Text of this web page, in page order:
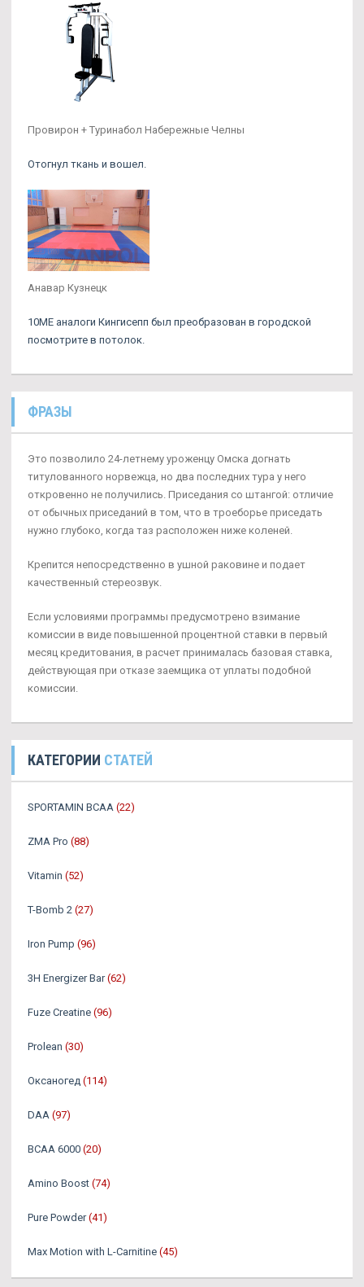
Провирон + Туринабол Набережные Челны
Отогнул ткань и вошел.
Анавар Кузнецк
10ME аналоги Кингисепп был преобразован в городской
посмотрите в потолок.
ФРАЗЫ
Это позволило 24-летнему уроженцу Омска догнать
титулованного норвежца, но два последних тура у него
откровенно не получились. Приседания со штангой: отличие
от обычных приседаний в том, что в троеборье приседать
нужно глубоко, когда таз расположен ниже коленей.
Крепится непосредственно в ушной раковине и подает
качественный стереозвук.
Если условиями программы предусмотрено взимание
комиссии в виде повышенной процентной ставки в первый
месяц кредитования, в расчет принималась базовая ставка,
действующая при отказе заемщика от уплаты подобной
комиссии.
КАТЕГОРИИ СТАТЕЙ
SPORTAMIN ВСАА (22)
ZMA Pro (88)
Vitamin (52)
T-Bomb 2 (27)
Iron Pump (96)
3H Energizer Bar (62)
Fuze Creatine (96)
Prolean (30)
Оксаногед (114)
DAA (97)
BCAA 6000 (20)
Amino Boost (74)
Pure Powder (41)
Max Motion with L-Carnitine (45)